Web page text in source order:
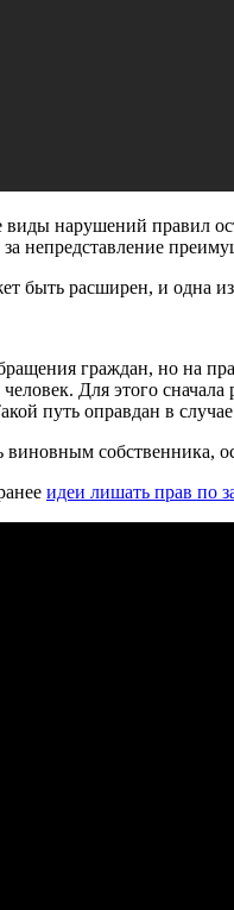
нарушений правил
непредставление
быть расширен, и одна
граждан, но на
Для этого
путь оправдан в
собственника,
идеи лишать прав по